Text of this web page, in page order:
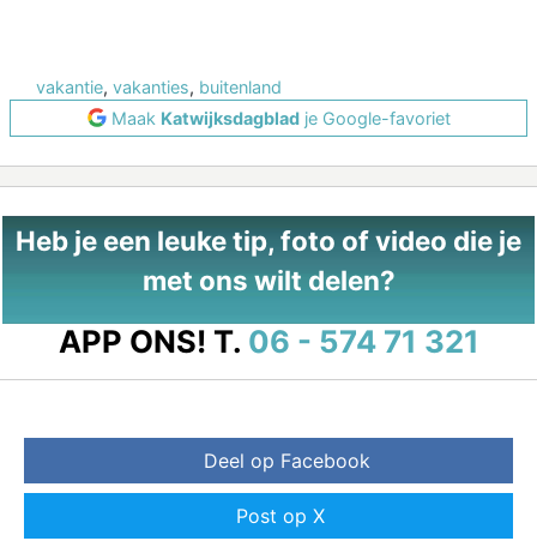
vakantie, vakanties, buitenland
Maak Katwijksdagbladje Google-favoriet
Heb je een leuke tip, foto of video die je
met ons wilt delen?
APP ONS! T. 06 - 574 71 321
Deel op Facebook
Post op X